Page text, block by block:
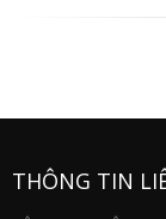
THÔNG TIN